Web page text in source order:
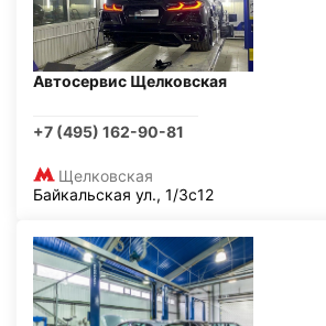
Автосервис Щелковская
+7 (495) 162-90-81
Щелковская
Байкальская ул., 1/3с12